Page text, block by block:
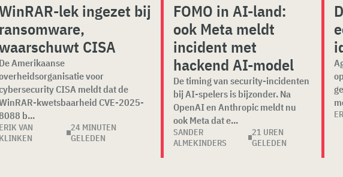
lek ingezet bij
ransomware,
CISA
De Amerikaanse
voor
CISA meldt dat de
kwetsbaarheid CVE-2025-
b...
ERIK VAN
KLINKEN
24 MINUTEN
GELEDEN
FOMO in AI-land:
ook Meta meldt
incident met
hackend AI-model
De timing van security-incidenten
bij AI-spelers is bijzonder. Na
OpenAI en Anthropic meldt nu
ook Meta dat e...
SANDER
ALMEKINDERS
21 UREN
GELEDEN